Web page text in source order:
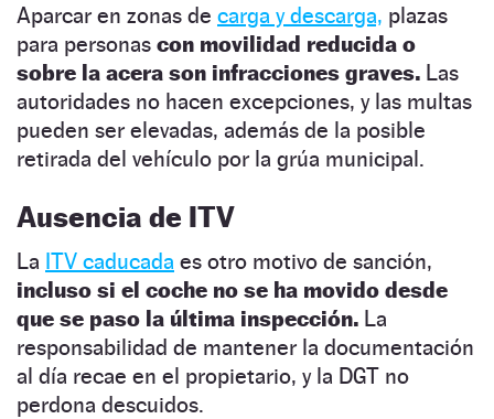
Aparcar en zonas de carga y descarga, plazas
para personas con movilidad reducida o
sobre la acera son infracciones graves. Las
autoridades no hacen excepciones, y las multas
pueden ser elevadas, además de la posible
retirada del vehículo por la grúa municipal.
Ausencia de ITV
La ITV caducada es otro motivo de sanción,
incluso si el coche no se ha movido desde
que se paso la última inspección. La
responsabilidad de mantener la documentación
al día recae en el propietario, y la DGT no
perdona descuidos.